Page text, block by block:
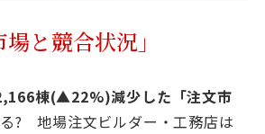
と競合状況」
棟(▲22%)減少した「注文市
? 地場注文ビルダー・工務店は